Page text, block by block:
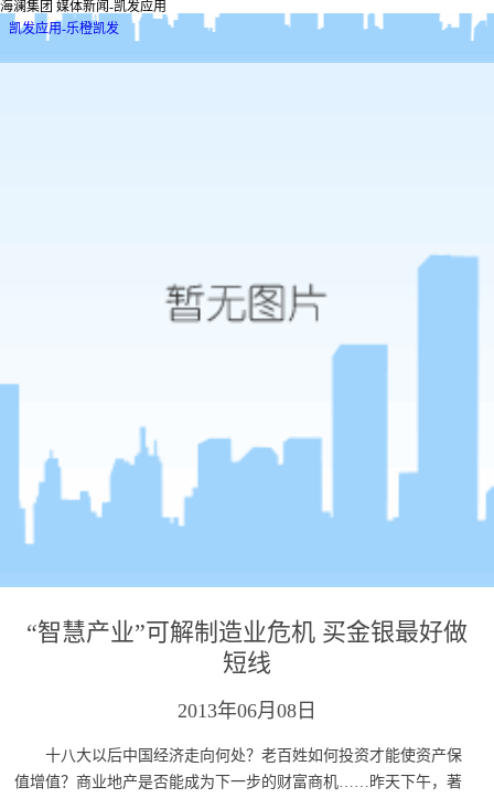
海澜集团 媒体新闻-凯发应用
凯发应用-乐橙凯发
“智慧产业”可解制造业危机 买金银最好做
短线
2013年06月08日
十八大以后中国经济走向何处？老百姓如何投资才能使资产保
值增值？商业地产是否能成为下一步的财富商机……昨天下午，著